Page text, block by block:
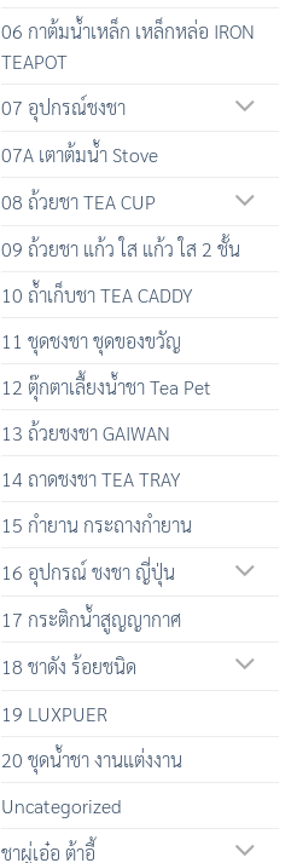
06 กาต้มน้ำเหล็ก เหล็กหล่อ IRON
TEAPOT
07 อุปกรณ์ชงชา
07A เตาต้มน้ำ Stove
08 ถ้วยชา TEA CUP
09 ถ้วยชา แก้ว ใส แก้ว ใส 2 ชั้น
10 ถ้ำเก็บชา TEA CADDY
11 ชุดชงชา ชุดของขวัญ
12 ตุ๊กตาเลื้ยงน้ำชา Tea Pet
13 ถ้วยชงชา GAIWAN
14 ถาดชงชา TEA TRAY
15 กำยาน กระถางกำยาน
16 อุปกรณ์ ชงชา ญี่ปุ่น
17 กระติกน้ำสูญญากาศ
18 ชาดัง ร้อยชนิด
19 LUXPUER
20 ชุดน้ำชา งานแต่งงาน
Uncategorized
ชาผู่เอ๋อ ต้าอี้